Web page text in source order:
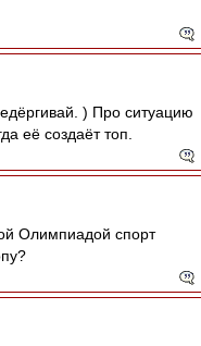
) Про ситуацию
её создаёт топ.
Олимпиадой спорт